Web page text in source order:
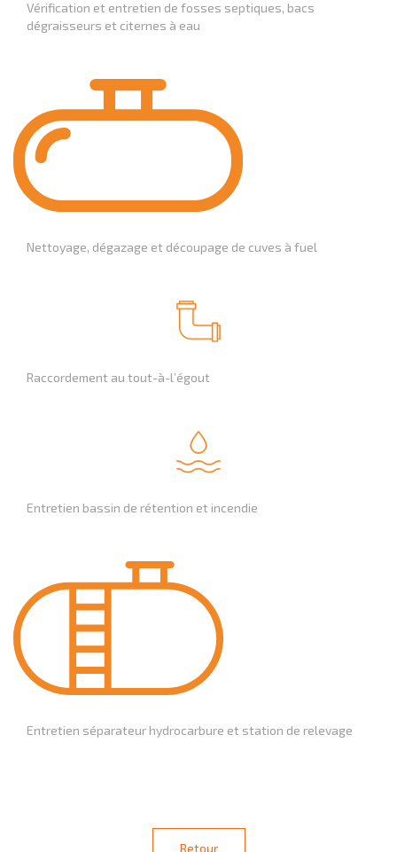
Vérification et entretien de fosses septiques, bacs
dégraisseurs et citernes à eau
Nettoyage, dégazage et découpage de cuves à fuel
Raccordement au tout-à-l’égout
Entretien bassin de rétention et incendie
Entretien séparateur hydrocarbure et station de relevage
Retour